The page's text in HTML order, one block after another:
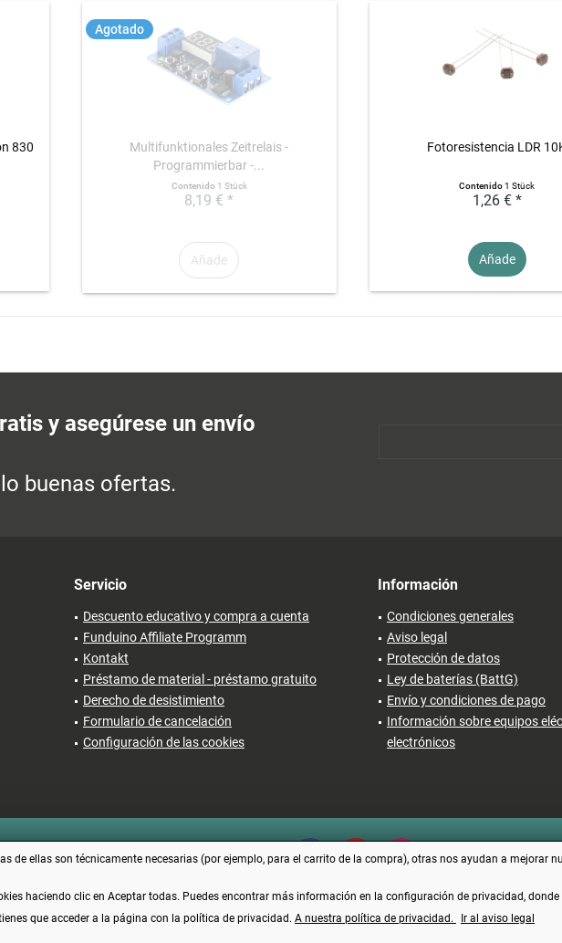
830
Agotado
Multifunktionales Zeitrelais -
Programmierbar -...
Contenido 1 Stück
8,19 € *
Añade
Fotoresistencia LDR
Contenido1 Stück
1,26 € *
Añade
y asegúrese un envío
buenas ofertas.
Servicio
Descuento educativo y compra a cuenta
Funduino Affiliate Programm
Kontakt
Préstamo de material - préstamo gratuito
Derecho de desistimiento
Formulario de cancelación
Configuración de las cookies
Información
Condiciones generales
Aviso legal
Protección de datos
Ley de baterías (BattG)
Envío y condiciones de pago
Información sobre equipos
electrónicos
de ellas son técnicamente necesarias (por ejemplo, para el carrito de la compra), otras nos ayudan a mejorar
haciendo clic en Aceptar todas. Puedes encontrar más información en la configuración de privacidad,
que acceder a la página con la política de privacidad. A nuestra política de privacidad. Ir al aviso legal